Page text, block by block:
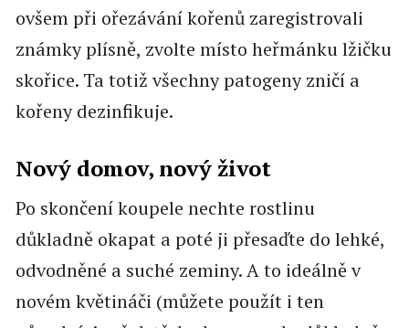
ovšem při ořezávání kořenů zaregistrovali
známky plísně, zvolte místo heřmánku lžičku
skořice. Ta totiž všechny patogeny zničí a
kořeny dezinfikuje.
Nový domov, nový život
Po skončení koupele nechte rostlinu
důkladně okapat a poté ji přesaďte do lehké,
odvodněné a suché zeminy. A to ideálně v
novém květináči (můžete použít i ten